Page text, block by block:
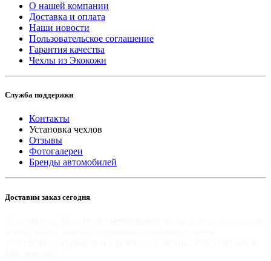
О нашей компании
Доставка и оплата
Наши новости
Пользовательское соглашение
Гарантия качества
Чехлы из Экокожи
Служба поддержки
Контакты
Установка чехлов
Отзывы
Фотогалереи
Бренды автомобилей
Доставим заказ сегодня